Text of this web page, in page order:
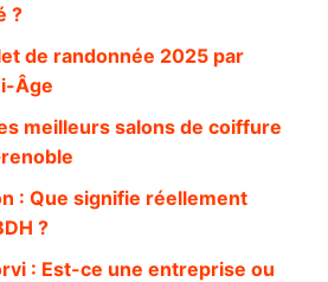
?
de randonnée 2025 par
Âge
meilleurs salons de coiffure
: Que signifie réellement
?
: Est-ce une entreprise ou